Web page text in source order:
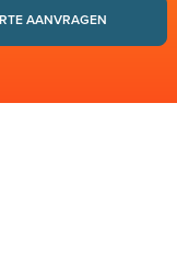
AANVRAGEN